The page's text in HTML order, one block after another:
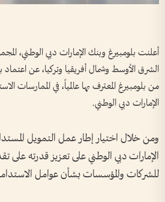
أعلنت بلومبيرغ وبنك الإمارات دبي الوطني،
الشرق الأوسط وشمال أفريقيا وتركيا، عن اعتماد
من بلومبيرغ المعترف بها عالمياً، في الممارسات
الإمارات دبي الوطني.
ومن خلال اختيار إطار عمل التمويل
الإمارات دبي الوطني على تعزيز قدرته على
للشركات والمؤسسات بشأن عوامل